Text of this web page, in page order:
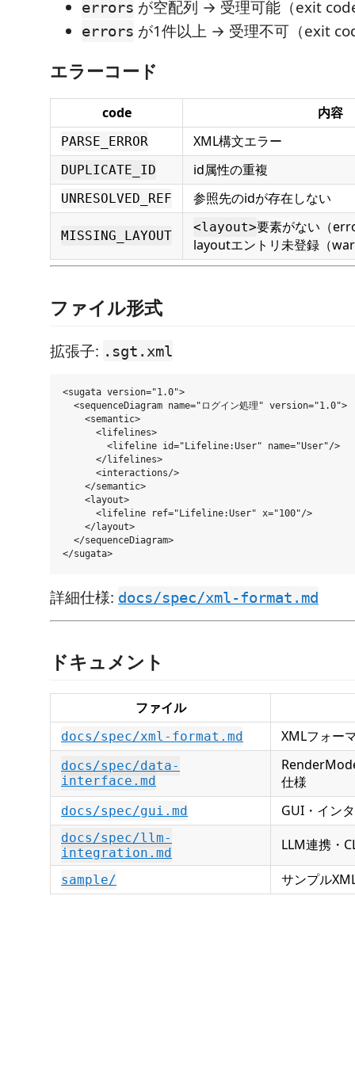
errors が空配列 → 受理可能（exit
errors が1件以上 → 受理不可（exit
エラーコード
code 内容
PARSE_ERROR XML構文エラー
DUPLICATE_ID id属性の重複
UNRESOLVED_REF 参照先のidが存在しない
MISSING_LAYOUT
<layout>要素がない（
layoutエントリ未登録（
ファイル形式
拡張子: .sgt.xml
<sugata version="1.0">
  <sequenceDiagram name="ログイン処理" version="1.0">
    <semantic>
      <lifelines>
        <lifeline id="Lifeline:User" name="User"/>
      </lifelines>
      <interactions/>
    </semantic>
    <layout>
      <lifeline ref="Lifeline:User" x="100"/>
    </layout>
  </sequenceDiagram>
詳細仕様: docs/spec/xml-format.md
ドキュメント
ファイル
docs/spec/xml-format.md XMLフォー
docs/spec/data-
interface.md
仕様
docs/spec/gui.md GUI・イン
docs/spec/llm-
integration.md
LLM連携・
sample/ サンプル